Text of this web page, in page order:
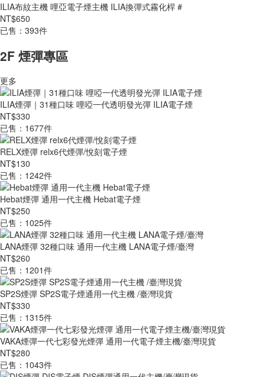
ILIA布紋主機 哩亞電子煙主機 ILIA換彈式霧化桿 #
NT$650
已售：393件
2F 煙彈專區
更多
ILIA煙彈｜31種口味 哩啞一代透明發光彈 ILIA電子煙
NT$330
已售：1677件
RELX煙彈 relx6代煙彈/悅刻電子煙
NT$130
已售：1242件
Hebat煙彈 通用一代主機 Hebat電子煙
NT$250
已售：1025件
LANA煙彈 32種口味 通用一代主機 LANA電子煙/臺灣
NT$260
已售：1201件
SP2S煙彈 SP2S電子煙通用一代主機 /臺灣現貨
NT$330
已售：1315件
VAKA煙彈一代七彩發光煙彈 通用一代電子煙主機/臺灣現貨
NT$280
已售：1043件